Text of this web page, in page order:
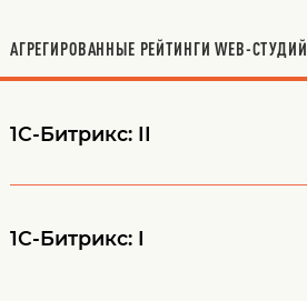
АГРЕГИРОВАННЫЕ РЕЙТИНГИ WEB-СТУДИЙ
1С-Битрикс: II
1С-Битрикс: I